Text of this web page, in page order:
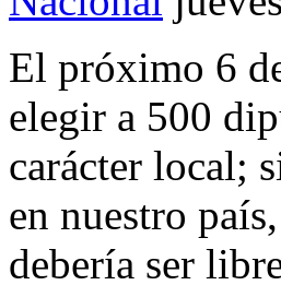
El próximo 6
elegir a 500
carácter local;
en nuestro
debería ser